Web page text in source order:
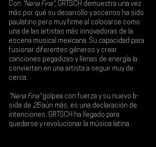
Con "Nena Fina", GRTSCH demuestra una vez
más por qué su desarrollo y ascenso ha sido
paulatino pero muy firme al colocarse como
una de las artistas más innovadoras de la
escena musical mexicana. Su capacidad para
fusionar diferentes géneros y crear
canciones pegadizas y llenas de energía la
convierten en una artista a seguir muy de
cerca.
"Nena Fina" golpea con fuerza y su nuevo b-
side de 25 aún más, es una declaración de
intenciones. GRTSCH ha llegado para
quedarse y revolucionar la música latina.